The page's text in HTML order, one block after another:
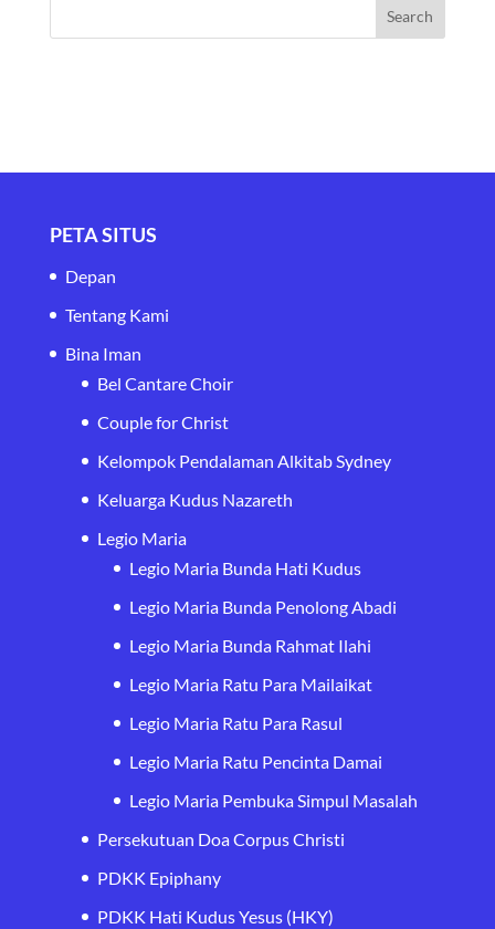
PETA SITUS
Depan
Tentang Kami
Bina Iman
Bel Cantare Choir
Couple for Christ
Kelompok Pendalaman Alkitab Sydney
Keluarga Kudus Nazareth
Legio Maria
Legio Maria Bunda Hati Kudus
Legio Maria Bunda Penolong Abadi
Legio Maria Bunda Rahmat Ilahi
Legio Maria Ratu Para Mailaikat
Legio Maria Ratu Para Rasul
Legio Maria Ratu Pencinta Damai
Legio Maria Pembuka Simpul Masalah
Persekutuan Doa Corpus Christi
PDKK Epiphany
PDKK Hati Kudus Yesus (HKY)